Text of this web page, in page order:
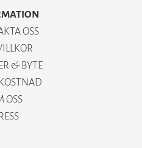
OSS
& BYTE
OSS